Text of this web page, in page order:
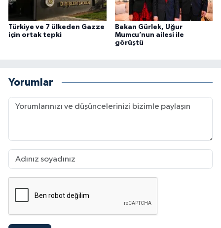
Türkiye ve 7 ülkeden Gazze
için ortak tepki
Bakan Gürlek, Uğur
Mumcu’nun ailesi ile
görüştü
Yorumlar